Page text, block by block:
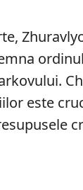
este